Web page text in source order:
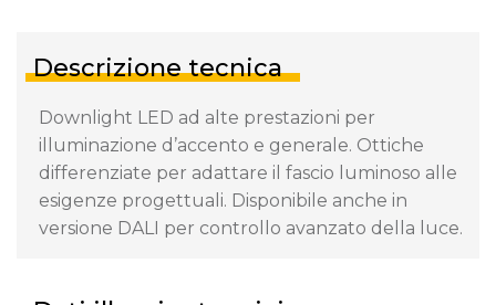
Descrizione tecnica
Downlight LED ad alte prestazioni per
illuminazione d’accento e generale. Ottiche
differenziate per adattare il fascio luminoso alle
esigenze progettuali. Disponibile anche in
versione DALI per controllo avanzato della luce.